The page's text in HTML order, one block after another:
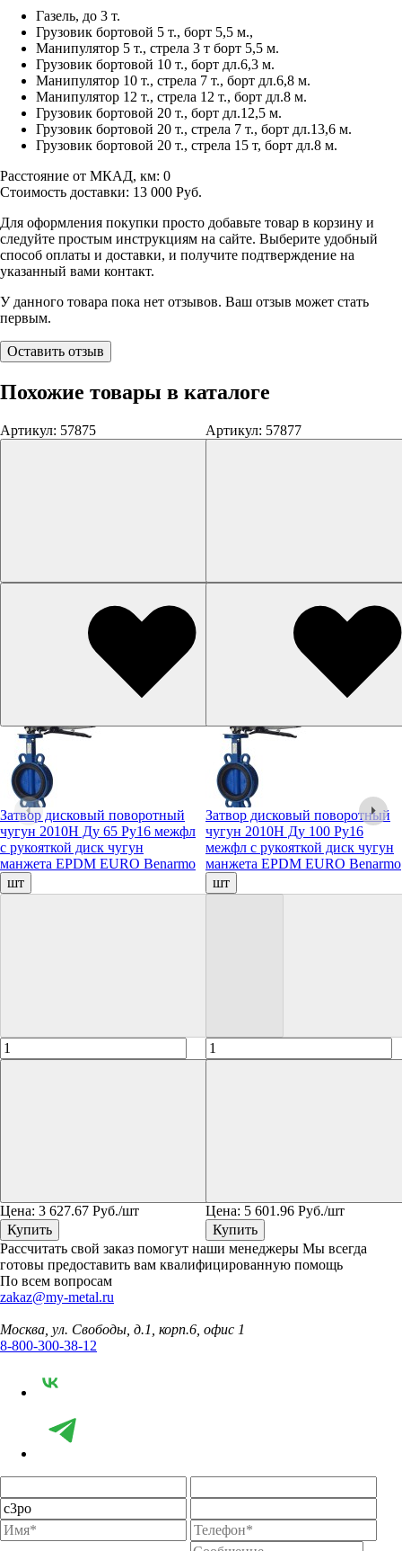
Газель, до 3 т.
Грузовик бортовой 5 т., борт 5,5 м.,
Манипулятор 5 т., стрела 3 т борт 5,5 м.
Грузовик бортовой 10 т., борт дл.6,3 м.
Манипулятор 10 т., стрела 7 т., борт дл.6,8 м.
Манипулятор 12 т., стрела 12 т., борт дл.8 м.
Грузовик бортовой 20 т., борт дл.12,5 м.
Грузовик бортовой 20 т., стрела 7 т., борт дл.13,6 м.
Грузовик бортовой 20 т., стрела 15 т, борт дл.8 м.
Расстояние от МКАД, км: 0
Стоимость доставки: 13 000 Руб.
Для оформления покупки просто добавьте товар в корзину и
следуйте простым инструкциям на сайте. Выберите удобный
способ оплаты и доставки, и получите подтверждение на
указанный вами контакт.
У данного товара пока нет отзывов. Ваш отзыв может стать
первым.
Оставить отзыв
Похожие товары в каталоге
Артикул: 57875
Затвор дисковый поворотный
чугун 2010H Ду 65 Ру16 межфл
с рукояткой диск чугун
манжета EPDM EURO Benarmo
шт
Цена: 3 627.67 Руб./шт
Купить
Артикул: 57877
Затвор дисковый поворотный
чугун 2010H Ду 100 Ру16
межфл с рукояткой диск чугун
манжета EPDM EURO Benarmo
шт
Цена: 5 601.96 Руб./шт
Купить
Рассчитать свой заказ помогут наши менеджеры Мы всегда
готовы предоставить вам квалифицированную помощь
По всем вопросам
zakaz@my-metal.ru
Москва, ул. Свободы, д.1, корп.6, офис 1
8-800-300-38-12